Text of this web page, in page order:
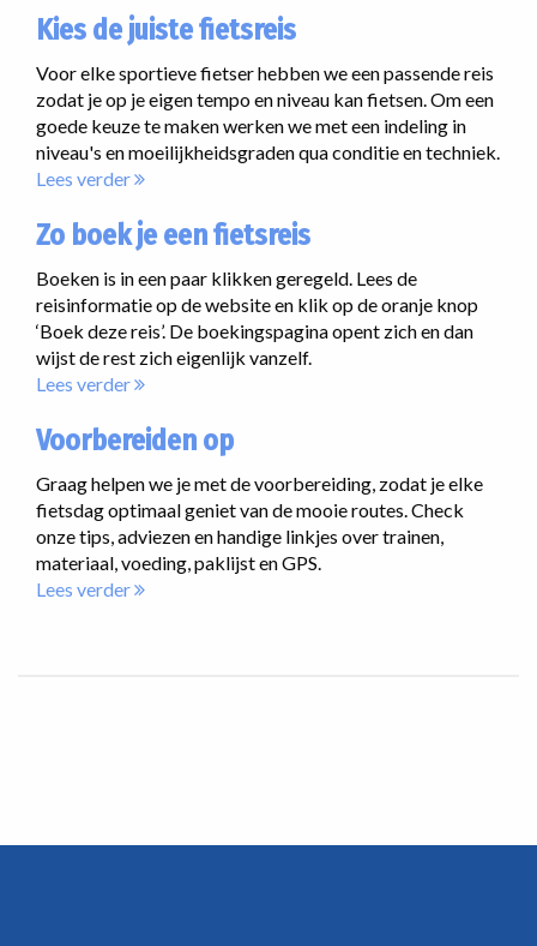
Kies de juiste fietsreis
Voor elke sportieve fietser hebben we een passende reis
zodat je op je eigen tempo en niveau kan fietsen. Om een
goede keuze te maken werken we met een indeling in
niveau's en moeilijkheidsgraden qua conditie en techniek.
Lees verder
Zo boek je een fietsreis
Boeken is in een paar klikken geregeld. Lees de
reisinformatie op de website en klik op de oranje knop
‘Boek deze reis’. De boekingspagina opent zich en dan
wijst de rest zich eigenlijk vanzelf.
Lees verder
Voorbereiden op
Graag helpen we je met de voorbereiding, zodat je elke
fietsdag optimaal geniet van de mooie routes. Check
onze tips, adviezen en handige linkjes over trainen,
materiaal, voeding, paklijst en GPS.
Lees verder